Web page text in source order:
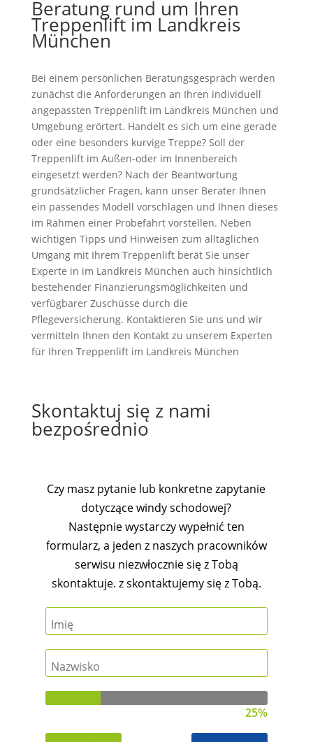
Beratung rund um Ihren
Treppenlift im Landkreis
München
Bei einem persönlichen Beratungsgespräch werden
zunächst die Anforderungen an Ihren individuell
angepassten Treppenlift im Landkreis München und
Umgebung erörtert. Handelt es sich um eine gerade
oder eine besonders kurvige Treppe? Soll der
Treppenlift im Außen-oder im Innenbereich
eingesetzt werden? Nach der Beantwortung
grundsätzlicher Fragen, kann unser Berater Ihnen
ein passendes Modell vorschlagen und Ihnen dieses
im Rahmen einer Probefahrt vorstellen. Neben
wichtigen Tipps und Hinweisen zum alltäglichen
Umgang mit Ihrem Treppenlift berät Sie unser
Experte in im Landkreis München auch hinsichtlich
bestehender Finanzierungsmöglichkeiten und
verfügbarer Zuschüsse durch die
Pflegeversicherung. Kontaktieren Sie uns und wir
vermitteln Ihnen den Kontakt zu unserem Experten
für Ihren Treppenlift im Landkreis München
Skontaktuj się z nami
bezpośrednio
Czy masz pytanie lub konkretne zapytanie
dotyczące windy schodowej?
Następnie wystarczy wypełnić ten
formularz, a jeden z naszych pracowników
serwisu niezwłocznie się z Tobą
skontaktuje. z skontaktujemy się z Tobą.
25%